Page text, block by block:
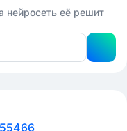
нейросеть её решит